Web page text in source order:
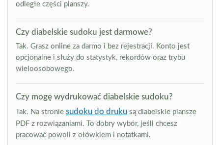
odległe części planszy.
Czy diabelskie sudoku jest darmowe?
Tak. Grasz online za darmo i bez rejestracji. Konto jest
opcjonalne i służy do statystyk, rekordów oraz trybu
wieloosobowego.
Czy mogę wydrukować diabelskie sudoku?
Tak. Na stronie sudoku do druku są diabelskie plansze
PDF z rozwiązaniami. To dobry wybór, jeśli chcesz
pracować powoli z ołówkiem i notatkami.